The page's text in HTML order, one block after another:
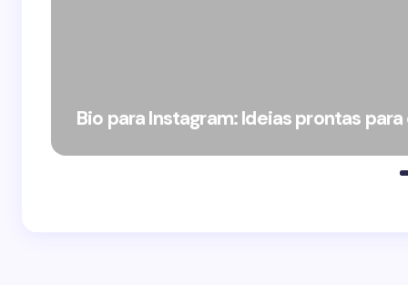
Bio para Instagram: Ideias prontas